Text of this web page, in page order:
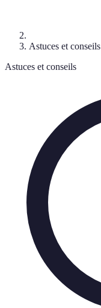
Astuces et conseils
Astuces et conseils